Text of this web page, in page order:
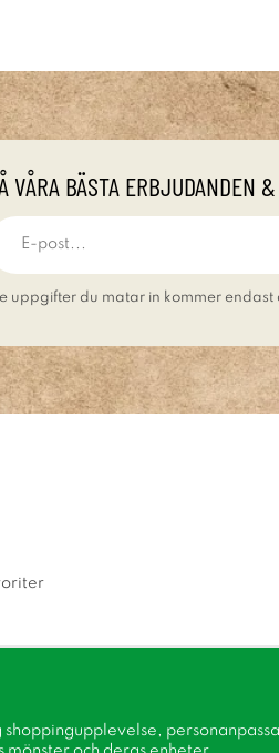
VÅRA BÄSTA ERBJUDANDEN
uppgifter du matar in kommer